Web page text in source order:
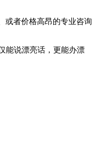
或者价格高昂的专业咨询
能说漂亮话，更能办漂